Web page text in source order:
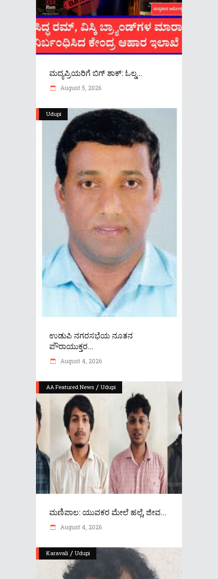
ಮದ್ಯಪ್ರಿಯರಿಗೆ ಬಿಗ್ ಶಾಕ್: ಓಲ್ಡ...
August 5, 2026
Udupi
ಉಡುಪಿ ನಗರಸಭೆಯ ನೂತನ
ಪೌರಾಯುಕ್ತರ...
August 4, 2026
AA Featured News / Udupi
ಮಣಿಪಾಲ: ಯುವಕರ ಮೇಲೆ ಹಲ್ಲೆ, ಜೀವ...
August 4, 2026
Karavali / Udupi